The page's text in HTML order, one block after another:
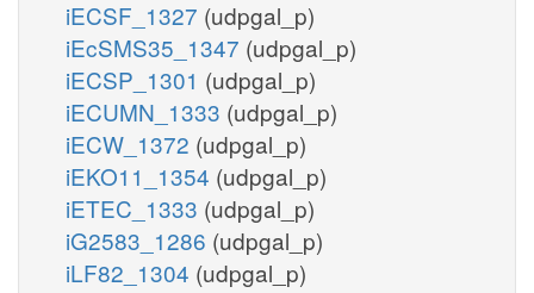
iECSF_1327 (udpgal_p)
iEcSMS35_1347 (udpgal_p)
iECSP_1301 (udpgal_p)
iECUMN_1333 (udpgal_p)
iECW_1372 (udpgal_p)
iEKO11_1354 (udpgal_p)
iETEC_1333 (udpgal_p)
iG2583_1286 (udpgal_p)
iLF82_1304 (udpgal_p)